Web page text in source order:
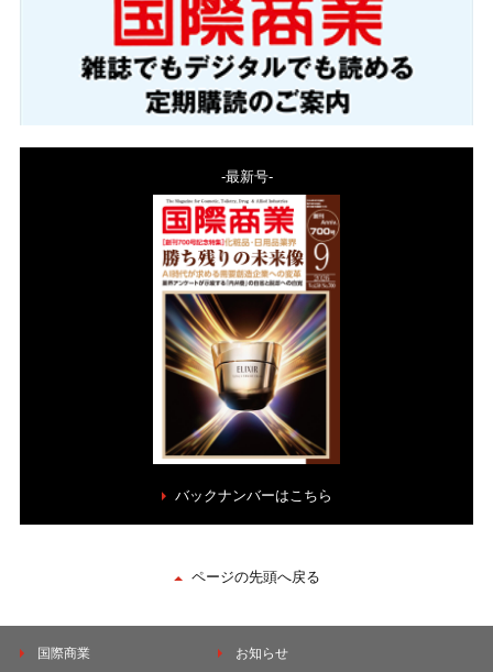
-最新号-
バックナンバーはこちら
ページの先頭へ戻る
国際商業 お知らせ